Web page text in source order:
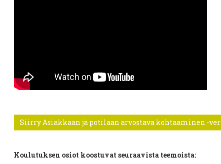
Siirry Asiakkaan ja potilaan arvostava kohtaaminen -
Koulutuksen osiot koostuvat seuraavista teemoista: